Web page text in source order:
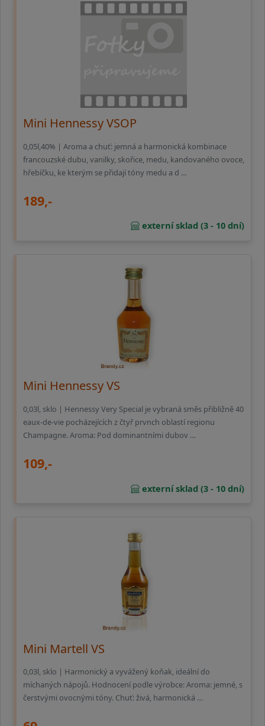
Mini Hennessy VSOP
0,05l,40% | Aroma a chuť: jemná a harmonická kombinace
francouzské dubu, vanilky, skořice, medu, kandovaného ovoce,
hřebíčku, ke kterým se přidají tóny medu a d …
189,-
externí sklad (3 - 10 dní)
Mini Hennessy VS
0,03l, sklo | Hennessy Very Special je vybraná směs přibližně 40
eaux-de-vie pocházejících z čtyř prvnch oblastí regionu
Champagne. Aroma: Pod dominantními dubov …
109,-
externí sklad (3 - 10 dní)
Mini Martell VS
0,03l, sklo | Harmonický a vyvážený koňak, ideální do
míchaných nápojů. Hodnocení podle výrobce: Aroma: jemné, s
čerstvými ovocnými tóny. Chuť: živá, harmonická …